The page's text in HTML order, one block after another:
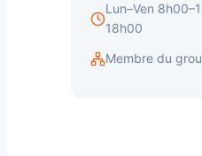
Lun–Ven
18h00
Membre du